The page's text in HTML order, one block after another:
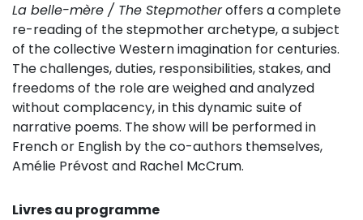
La belle-mère / The Stepmotheroffers a complete
re-reading of the stepmother archetype, a subject
of the collective Western imagination for centuries.
The challenges, duties, responsibilities, stakes, and
freedoms of the role are weighed and analyzed
without complacency, in this dynamic suite of
narrative poems. The show will be performed in
French or English by the co-authors themselves,
Amélie Prévost and Rachel McCrum.
Livres au programme